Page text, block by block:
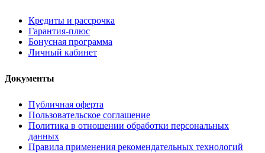
Кредиты и рассрочка
Гарантия-плюс
Бонусная программа
Личный кабинет
Документы
Публичная оферта
Пользовательское соглашение
Политика в отношении обработки персональных
данных
Правила применения рекомендательных технологий